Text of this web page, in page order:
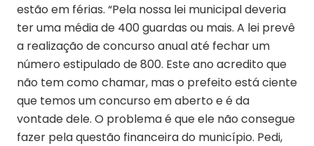
estão em férias. “Pela nossa lei municipal deveria
ter uma média de 400 guardas ou mais. A lei prevê
a realização de concurso anual até fechar um
número estipulado de 800. Este ano acredito que
não tem como chamar, mas o prefeito está ciente
que temos um concurso em aberto e é da
vontade dele. O problema é que ele não consegue
fazer pela questão financeira do município. Pedi,